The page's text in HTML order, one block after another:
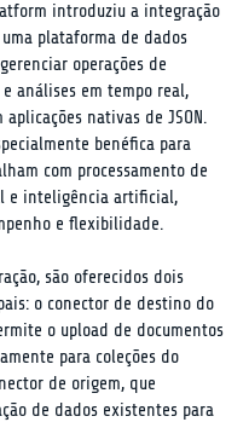
introduziu a integração
uma plataforma de dados
operações de
e análises em tempo real,
nativas de JSON.
benéfica para
com processamento de
e inteligência artificial,
e flexibilidade.
são oferecidos dois
o conector de destino do
o upload de documentos
para coleções do
de origem, que
de dados existentes para